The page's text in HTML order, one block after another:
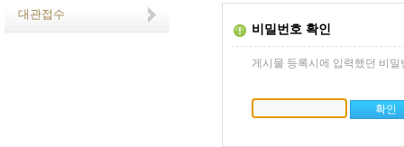
대관접수
비밀번호 확인
게시물 등록시에 입력했던 비